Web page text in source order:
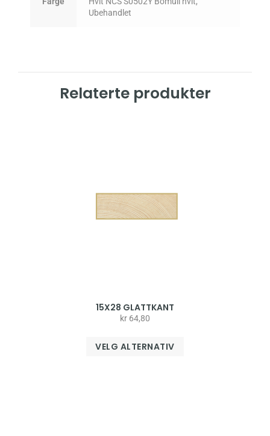
Ubehandlet
Relaterte produkter
15X28 GLATTKANT
kr 64,80
VELG ALTERNATIV